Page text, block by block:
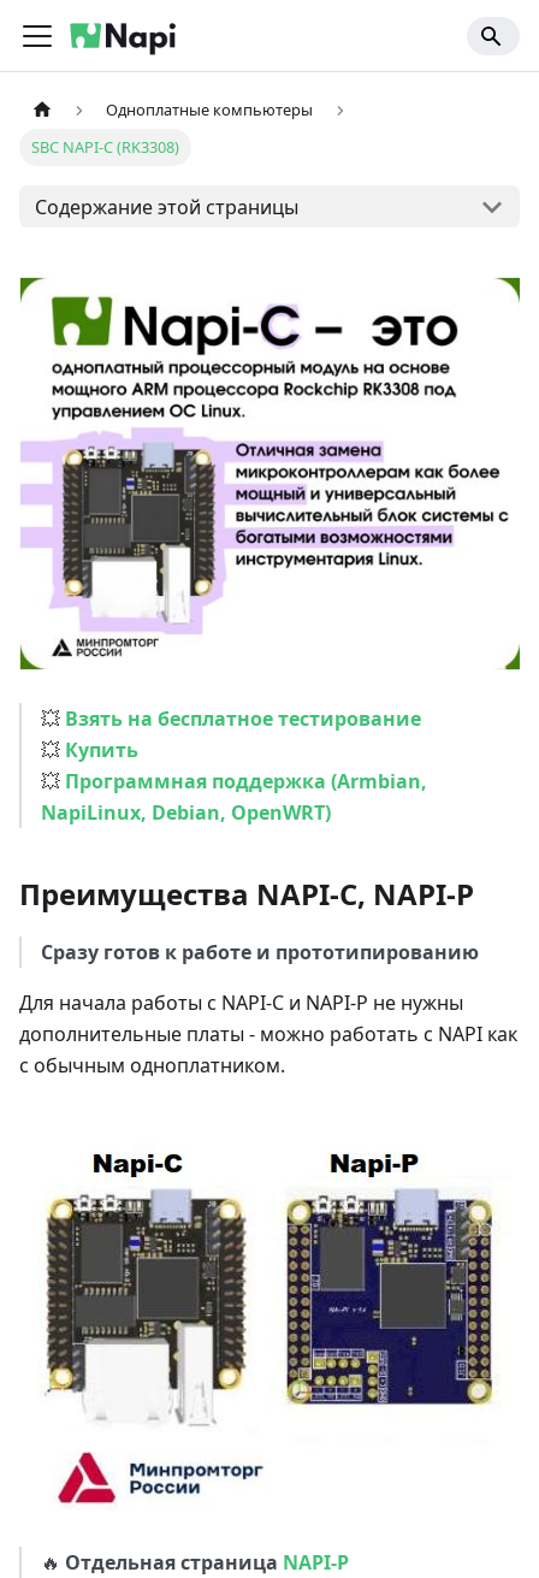
Одноплатные компьютеры
SBC NAPI-C (RK3308)
Содержание этой страницы
💥 Взять на бесплатное тестирование
💥 Купить
💥 Программная поддержка (Armbian,
NapiLinux, Debian, OpenWRT)
Преимущества NAPI-C, NAPI-P
Сразу готов к работе и прототипированию
Для начала работы с NAPI-С и NAPI-P не нужны
дополнительные платы - можно работать с NAPI как
с обычным одноплатником.
🔥 Отдельная страница NAPI-P